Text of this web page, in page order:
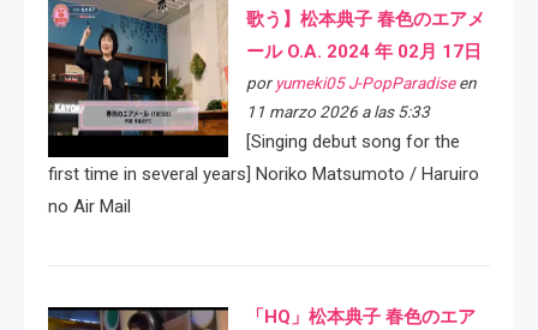
歌う】松本典子 春色のエアメ
ール O.A. 2024 年 02月 17日
por yumeki05 J-PopParadiseen
11 marzo 2026 a las 5:33
[Singing debut song for the
first time in several years] Noriko Matsumoto / Haruiro
no Air Mail
「HQ」松本典子 春色のエア